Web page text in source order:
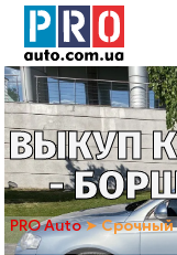
ВЫКУП
-
PRO Auto➤Срочный